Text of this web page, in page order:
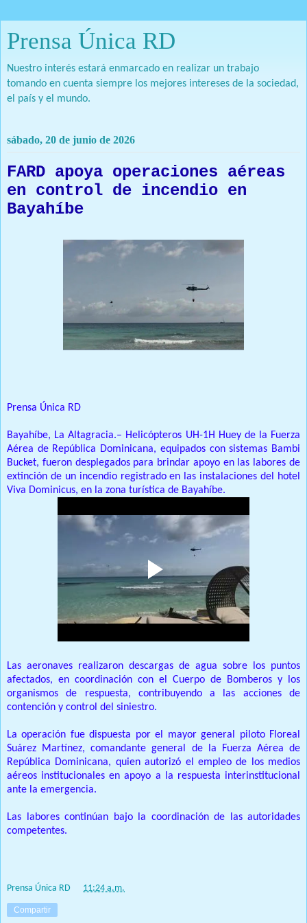
Prensa Única RD
Nuestro interés estará enmarcado en realizar un trabajo
tomando en cuenta siempre los mejores intereses de la sociedad,
el país y el mundo.
sábado, 20 de junio de 2026
FARD apoya operaciones aéreas
en control de incendio en
Bayahíbe
Prensa Única RD
Bayahíbe, La Altagracia.– Helicópteros UH-1H Huey de la Fuerza
Aérea de República Dominicana, equipados con sistemas Bambi
Bucket, fueron desplegados para brindar apoyo en las labores de
extinción de un incendio registrado en las instalaciones del hotel
Viva Dominicus, en la zona turística de Bayahíbe.
Las aeronaves realizaron descargas de agua sobre los puntos
afectados, en coordinación con el Cuerpo de Bomberos y los
organismos de respuesta, contribuyendo a las acciones de
contención y control del siniestro.
La operación fue dispuesta por el mayor general piloto Floreal
Suárez Martínez, comandante general de la Fuerza Aérea de
República Dominicana, quien autorizó el empleo de los medios
aéreos institucionales en apoyo a la respuesta interinstitucional
ante la emergencia.
Las labores continúan bajo la coordinación de las autoridades
competentes.
Prensa Única RD 11:24 a.m.
Compartir